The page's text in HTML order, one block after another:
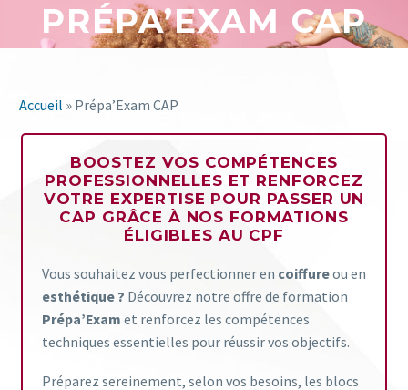
PRÉPA’EXAM CAP
Accueil » Prépa’Exam CAP
BOOSTEZ VOS COMPÉTENCES
PROFESSIONNELLES ET RENFORCEZ
VOTRE EXPERTISE POUR PASSER UN
CAP GRÂCE À NOS FORMATIONS
ÉLIGIBLES AU CPF
Vous souhaitez vous perfectionner en coiffureou en
esthétique ? Découvrez notre offre de formation
Prépa’Exam et renforcez les compétences
techniques essentielles pour réussir vos objectifs.
Préparez sereinement, selon vos besoins, les blocs